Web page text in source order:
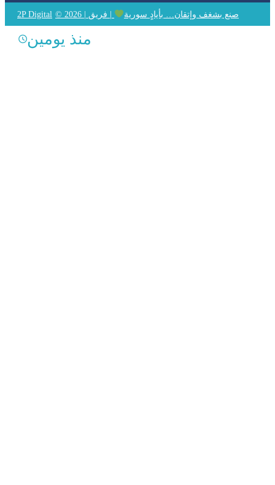
منذ يومين
2P Digital © 2026 | صنع بشغف وإتقان… بأيادٍ سورية | فريق